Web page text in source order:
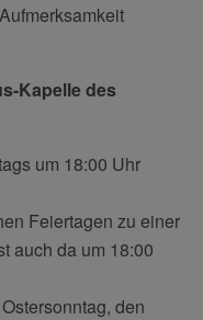
Kapelle des
um 18:00 Uhr
Feiertagen zu einer
auch da um 18:00
den